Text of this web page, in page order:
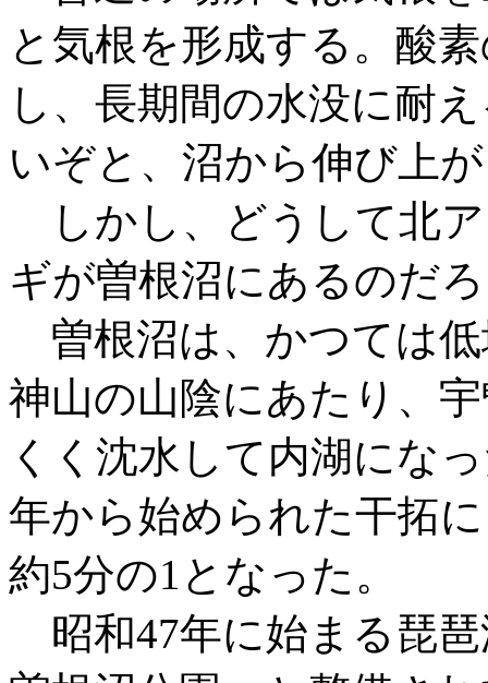
と気根を形成する。酸
し、長期間の水没に耐
いぞと、沼から伸び上
しかし、どうして北
ギが曽根沼にあるのだ
曽根沼は、かつては
神山の山陰にあたり、
くく沈水して内湖にな
年から始められた干拓
約5分の1となった。
昭和47年に始まる琵